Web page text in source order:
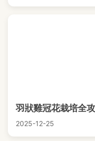
羽狀雞冠花栽培全
2025-12-25